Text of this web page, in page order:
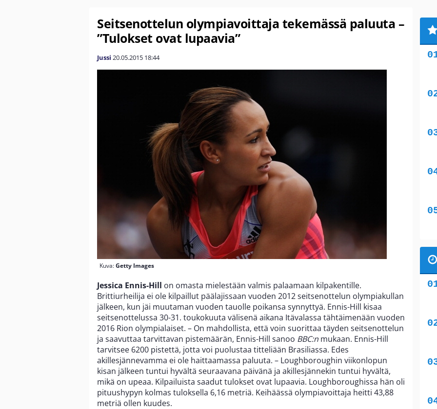
Seitsenottelun olympiavoittaja tekemässä paluuta –
”Tulokset ovat lupaavia”
Jussi 20.05.2015 18:44
Kuva:Getty Images
Jessica Ennis-Hill on omasta mielestään valmis palaamaan kilpakentille.
Brittiurheilija ei ole kilpaillut päälajissaan vuoden 2012 seitsenottelun olympiakullan
jälkeen, kun jäi muutaman vuoden tauolle poikansa synnyttyä. Ennis-Hill kisaa
seitsenottelussa 30-31. toukokuuta välisenä aikana Itävalassa tähtäimenään vuoden
2016 Rion olympialaiset. – On mahdollista, että voin suorittaa täyden seitsenottelun
ja saavuttaa tarvittavan pistemäärän, Ennis-Hill sanoo BBC:n mukaan. Ennis-Hill
tarvitsee 6200 pistettä, jotta voi puolustaa titteliään Brasiliassa. Edes
akillesjännevamma ei ole haittaamassa paluuta. – Loughboroughin viikonlopun
kisan jälkeen tuntui hyvältä seuraavana päivänä ja akillesjännekin tuntui hyvältä,
mikä on upeaa. Kilpailuista saadut tulokset ovat lupaavia. Loughboroughissa hän oli
pituushypyn kolmas tuloksella 6,16 metriä. Keihäässä olympiavoittaja heitti 43,88
metriä ollen kuudes.